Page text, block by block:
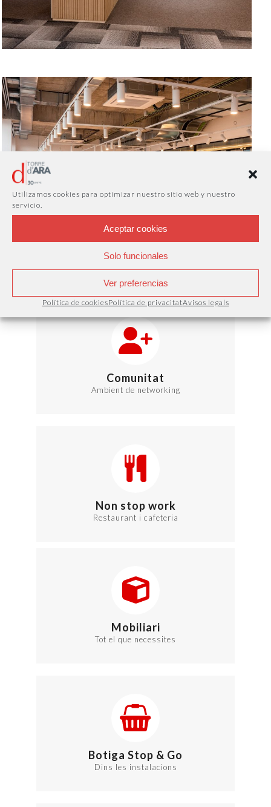
Utilizamos cookies para optimizar nuestro sitio web y nuestro
servicio.
Aceptar cookies
Solo funcionales
Ver preferencias
Política de cookiesPolítica de privacitatAvisos legals
Comunitat
Ambient de networking
Non stop work
Restaurant i cafeteria
Mobiliari
Tot el que necessites
Botiga Stop & Go
Dins les instalacions